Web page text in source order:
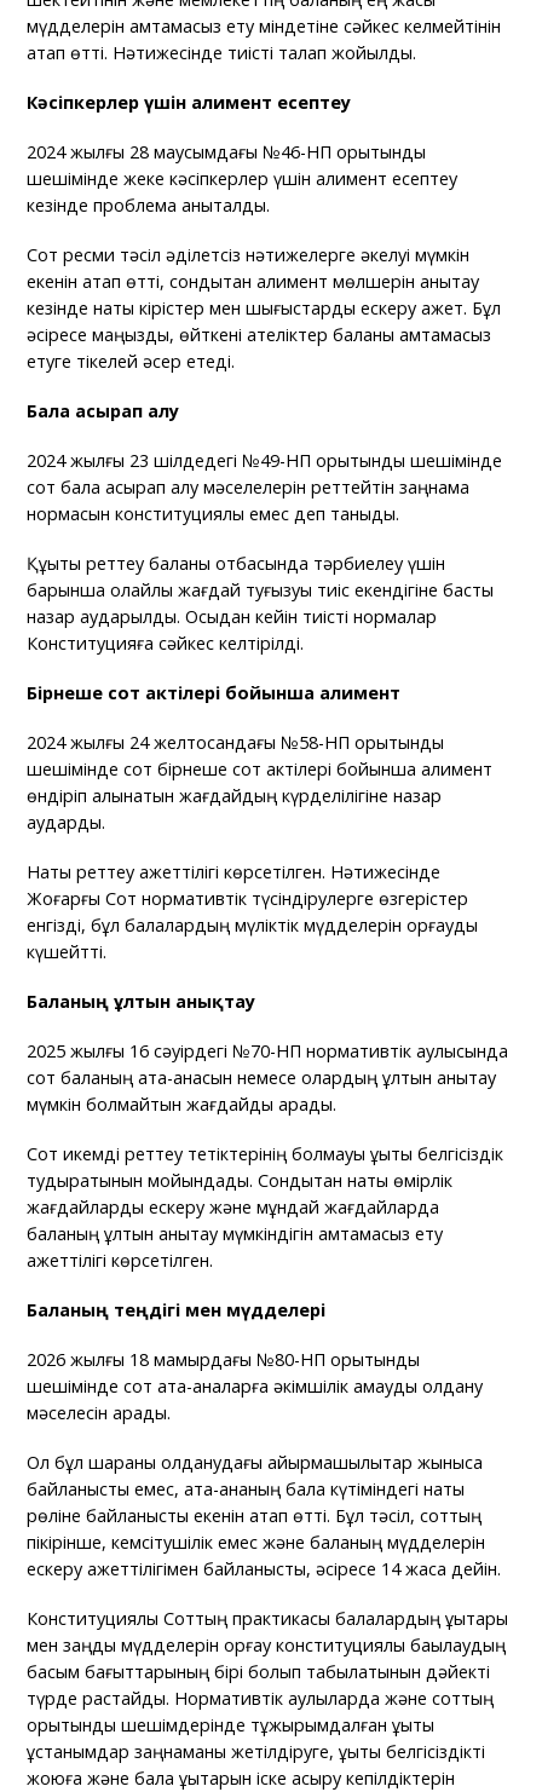
мүдделерін қамтамасыз ету міндетіне сәйкес келмейтінін
атап өтті. Нәтижесінде тиісті талап жойылды.
Кәсіпкерлер үшін алимент есептеу
2024 жылғы 28 маусымдағы №46-НП қорытынды
шешімінде жеке кәсіпкерлер үшін алимент есептеу
кезінде проблема анықталды.
Сот ресми тәсіл әділетсіз нәтижелерге әкелуі мүмкін
екенін атап өтті, сондықтан алимент мөлшерін анықтау
кезінде нақты кірістер мен шығыстарды ескеру қажет. Бұл
әсіресе маңызды, өйткені қателіктер баланы қамтамасыз
етуге тікелей әсер етеді.
Бала асырап алу
2024 жылғы 23 шілдедегі №49-НП қорытынды шешімінде
сот бала асырап алу мәселелерін реттейтін заңнама
нормасын конституциялық емес деп таныды.
Құқықтық реттеу баланы отбасында тәрбиелеу үшін
барынша қолайлы жағдай туғызуы тиіс екендігіне басты
назар аударылды. Осыдан кейін тиісті нормалар
Конституцияға сәйкес келтірілді.
Бірнеше сот актілері бойынша алимент
2024 жылғы 24 желтоқсандағы №58-НП қорытынды
шешімінде сот бірнеше сот актілері бойынша алимент
өндіріп алынатын жағдайдың күрделілігіне назар
аударды.
Нақты реттеу қажеттілігі көрсетілген. Нәтижесінде
Жоғарғы Сот нормативтік түсіндірулерге өзгерістер
енгізді, бұл балалардың мүліктік мүдделерін қорғауды
күшейтті.
Баланың ұлтын анықтау
2025 жылғы 16 сәуірдегі №70-НП нормативтік қаулысында
сот баланың ата-анасын немесе олардың ұлтын анықтау
мүмкін болмайтын жағдайды қарады.
Сот икемді реттеу тетіктерінің болмауы құқықтық белгісіздік
тудыратынын мойындады. Сондықтан нақты өмірлік
жағдайларды ескеру және мұндай жағдайларда
баланың ұлтын анықтау мүмкіндігін қамтамасыз ету
қажеттілігі көрсетілген.
Баланың теңдігі мен мүдделері
2026 жылғы 18 мамырдағы №80-НП қорытынды
шешімінде сот ата-аналарға әкімшілік қамауды қолдану
мәселесін қарады.
Ол бұл шараны қолданудағы айырмашылықтар жынысқа
байланысты емес, ата-ананың бала күтіміндегі нақты
рөліне байланысты екенін атап өтті. Бұл тәсіл, соттың
пікірінше, кемсітушілік емес және баланың мүдделерін
ескеру қажеттілігімен байланысты, әсіресе 14 жасқа дейін.
Конституциялық Соттың практикасы балалардың құқықтары
мен заңды мүдделерін қорғау конституциялық бақылаудың
басым бағыттарының бірі болып табылатынын дәйекті
түрде растайды. Нормативтік қаулыларда және соттың
қорытынды шешімдерінде тұжырымдалған құқықтық
ұстанымдар заңнаманы жетілдіруге, құқықтық белгісіздікті
жоюға және бала құқықтарын іске асыру кепілдіктерін